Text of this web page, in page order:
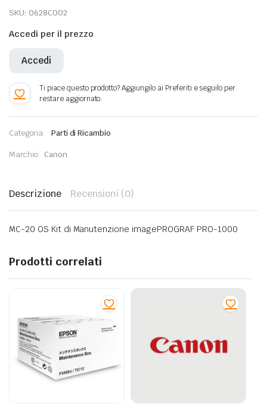
SKU: 0628C002
Accedi per il prezzo
Accedi
Categoria: Parti di Ricambio
Marchio: Canon
Descrizione Recensioni (0)
MC-20 OS Kit di Manutenzione imagePROGRAF PRO-1000
Prodotti correlati